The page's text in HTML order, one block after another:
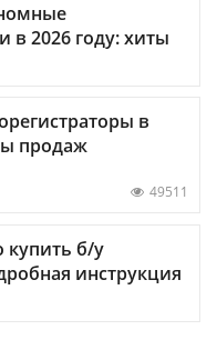
в 2026 году: хиты
в
продаж
49511
купить б/у
инструкция